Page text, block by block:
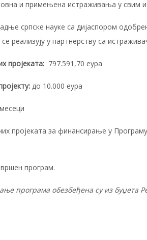
и примењена истраживања у свим
српске науке са дијаспором
реализују у партнерству са
пројеката: 797.591,70 еура
до 10.000 еура
пројеката за финансирање у
програм.
програма обезбеђeна су из буџета